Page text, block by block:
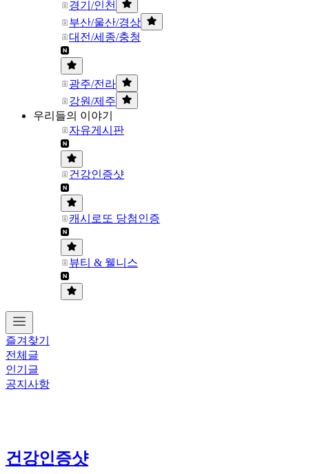
경기/인천
부산/울산/경상
대전/세종/충청
광주/전라
강원/제주
우리들의 이야기
자유게시판
건강인증샷
캐시로또 당첨인증
뷰티 & 웰니스
즐겨찾기
전체글
인기글
공지사항
건강인증샷